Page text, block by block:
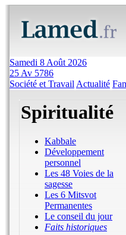
Samedi 8 Août 2026
25 Av 5786
Société et Travail Actualité
Spiritualité
Kabbale
Développement
personnel
Les 48 Voies de la
sagesse
Les 6 Mitsvot
Permanentes
Le conseil du jour
Faits historiques